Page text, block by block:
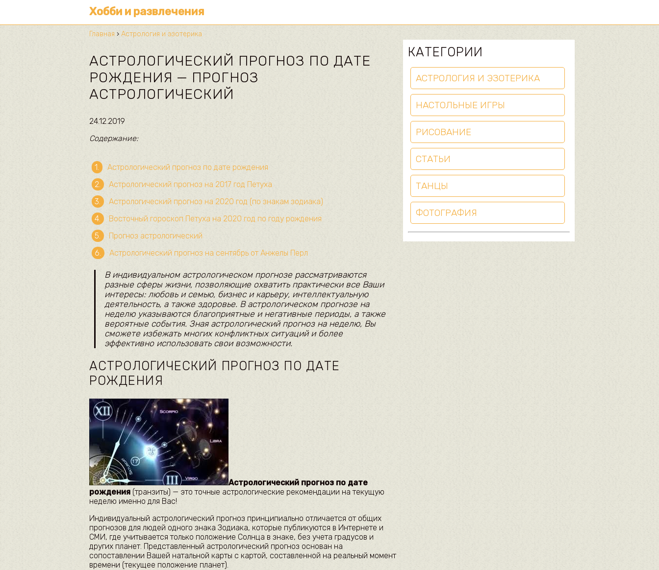
Хобби и развлечения
Главная ›Астрология и эзотерика
АСТРОЛОГИЧЕСКИЙ ПРОГНОЗ ПО ДАТЕ
РОЖДЕНИЯ — ПРОГНОЗ
АСТРОЛОГИЧЕСКИЙ
24.12.2019
Содержание:
Астрологический прогноз по дате рождения
Астрологический прогноз на 2017 год Петуха
Астрологический прогноз на 2020 год (по знакам зодиака)
Восточный гороскоп Петуха на 2020 год по году рождения
Прогноз астрологический
Астрологический прогноз на сентябрь от Анжелы Перл
В индивидуальном астрологическом прогнозе рассматриваются
разные сферы жизни, позволяющие охватить практически все Ваши
интересы: любовь и семью, бизнес и карьеру, интеллектуальную
деятельность, а также здоровье. В астрологическом прогнозе на
неделю указываются благоприятные и негативные периоды, а также
вероятные события. Зная астрологический прогноз на неделю, Вы
сможете избежать многих конфликтных ситуаций и более
эффективно использовать свои возможности.
АСТРОЛОГИЧЕСКИЙ ПРОГНОЗ ПО ДАТЕ
РОЖДЕНИЯ
Астрологический прогноз по дате
рождения (транзиты) — это точные астрологические рекомендации на текущую
неделю именно для Вас!
Индивидуальный астрологический прогноз принципиально отличается от общих
прогнозов для людей одного знака Зодиака, которые публикуются в Интернете и
СМИ, где учитывается только положение Солнца в знаке, без учета градусов и
других планет. Представленный астрологический прогноз основан на
сопоставлении Вашей натальной карты с картой, составленной на реальный момент
времени (текущее положение планет).
КАТЕГОРИИ
АСТРОЛОГИЯ И ЭЗОТЕРИКА
НАСТОЛЬНЫЕ ИГРЫ
РИСОВАНИЕ
СТАТЬИ
ТАНЦЫ
ФОТОГРАФИЯ